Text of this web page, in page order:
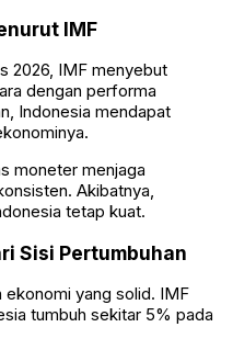
IMF
2026, IMF menyebut
dengan performa
Indonesia mendapat
moneter menjaga
Akibatnya,
tetap kuat.
Sisi Pertumbuhan
yang solid. IMF
tumbuh sekitar 5% pada